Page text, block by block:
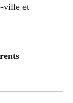
ville et